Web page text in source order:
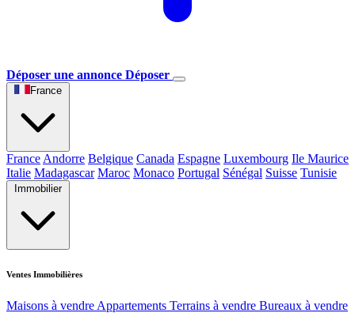
Déposer une annonce Déposer
France
France Andorre Belgique Canada Espagne Luxembourg Ile Maurice
Italie Madagascar Maroc Monaco Portugal Sénégal Suisse Tunisie
Immobilier
Ventes Immobilières
Maisons à vendre Appartements Terrains à vendre Bureaux à vendre